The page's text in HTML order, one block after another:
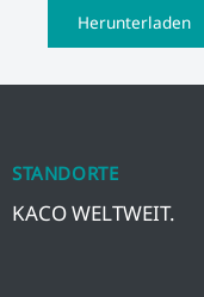
Herunterladen
STANDORTE
KACO WELTWEIT.